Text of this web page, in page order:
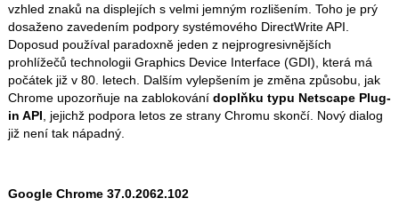
vzhled znaků na displejích s velmi jemným rozlišením. Toho je prý
dosaženo zavedením podpory systémového DirectWrite API.
Doposud používal paradoxně jeden z nejprogresivnějších
prohlížečů technologii Graphics Device Interface (GDI), která má
počátek již v 80. letech. Dalším vylepšením je změna způsobu, jak
Chrome upozorňuje na zablokování doplňku typu Netscape Plug-
in API , jejichž podpora letos ze strany Chromu skončí. Nový dialog
již není tak nápadný.
Google Chrome 37.0.2062.102